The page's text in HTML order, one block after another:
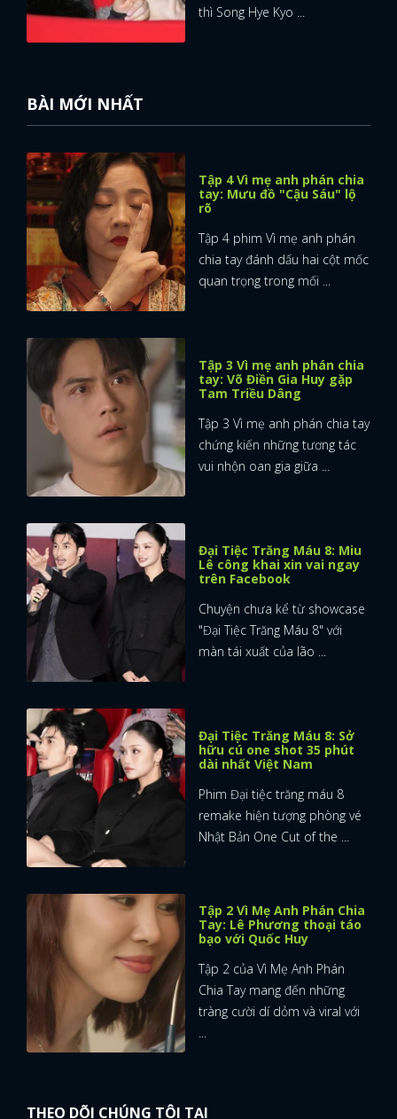
thì Song Hye Kyo ...
BÀI MỚI NHẤT
Tập 4 Vì mẹ anh phán chia
tay: Mưu đồ "Cậu Sáu" lộ
rõ
Tập 4 phim Vì mẹ anh phán
chia tay đánh dấu hai cột mốc
quan trọng trong mối ...
Tập 3 Vì mẹ anh phán chia
tay: Võ Điền Gia Huy gặp
Tam Triều Dâng
Tập 3 Vì mẹ anh phán chia tay
chứng kiến những tương tác
vui nhộn oan gia giữa ...
Đại Tiệc Trăng Máu 8: Miu
Lê công khai xin vai ngay
trên Facebook
Chuyện chưa kể từ showcase
"Đại Tiệc Trăng Máu 8" với
màn tái xuất của lão ...
Đại Tiệc Trăng Máu 8: Sở
hữu cú one shot 35 phút
dài nhất Việt Nam
Phim Đại tiệc trăng máu 8
remake hiện tượng phòng vé
Nhật Bản One Cut of the ...
Tập 2 Vì Mẹ Anh Phán Chia
Tay: Lê Phương thoại táo
bạo với Quốc Huy
Tập 2 của Vì Mẹ Anh Phán
Chia Tay mang đến những
tràng cười dí dỏm và viral với
THEO DÕI CHÚNG TÔI TẠI